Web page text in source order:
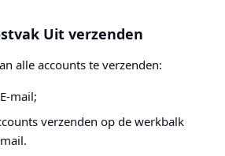
Uit verzenden
alle accounts te verzenden:
mail;
verzenden op de werkbalk